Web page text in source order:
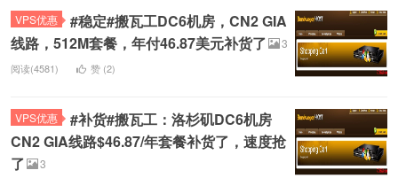
VPS优惠
#稳定#搬瓦工DC6机房，CN2 GIA
线路，512M套餐，年付46.87美元补货了
3
阅读(4581) 赞 (2)
VPS优惠
#补货#搬瓦工：洛杉矶DC6机房
CN2 GIA线路$46.87/年套餐补货了，速度抢
了
3